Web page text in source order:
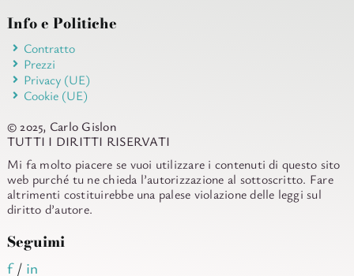
Info e Politiche
Contratto
Prezzi
Privacy (UE)
Cookie (UE)
© 2025, Carlo Gislon
TUTTI I DIRITTI RISERVATI
Mi fa molto piacere se vuoi utilizzare i contenuti di questo sito
web purché tu ne chieda l’autorizzazione al sottoscritto. Fare
altrimenti costituirebbe una palese violazione delle leggi sul
diritto d’autore.
Seguimi
f/ in